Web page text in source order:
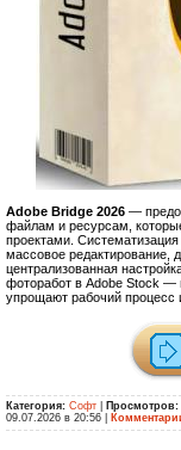
Adobe Bridge 2026 —
файлам и ресурсам,
проектами.
массовое редактирование,
централизованная
фоторабот в Adobe Stock —
упрощают рабочий
Категория: Софт Просмотров:
09.07.2026 в 20:56